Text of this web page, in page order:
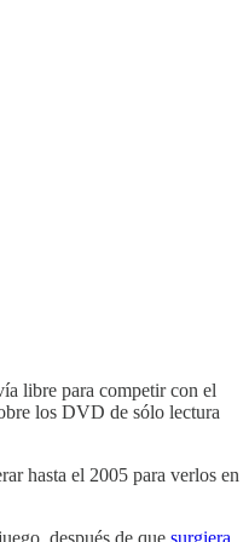
libre para competir con el
los DVD de sólo lectura
hasta el 2005 para verlos en
después de que surgiera